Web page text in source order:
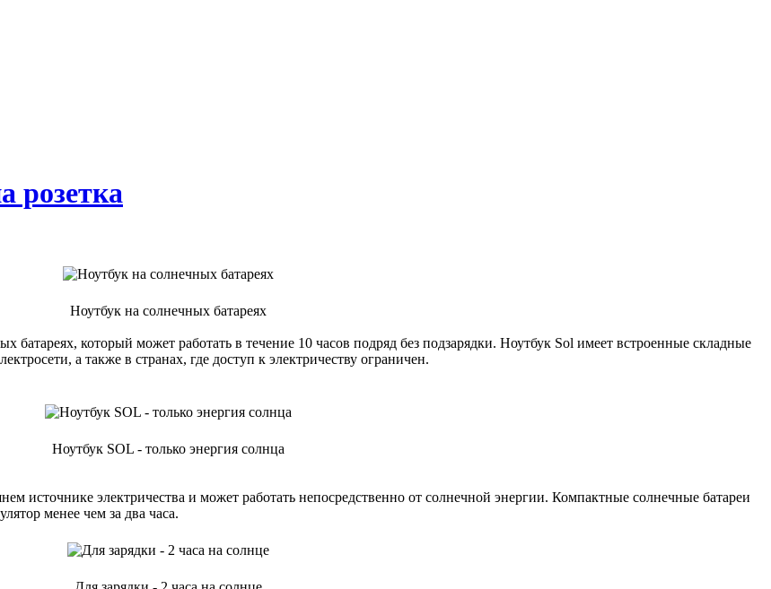
розетка
Ноутбук на солнечных батареях
батареях, который может работать в течение 10 часов подряд без подзарядки. Ноутбук Sol имеет встроенные складные
а также в странах, где доступ к электричеству ограничен.
Ноутбук SOL - только энергия солнца
источнике электричества и может работать непосредственно от солнечной энергии. Компактные солнечные батареи
менее чем за два часа.